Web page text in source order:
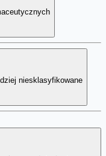
niesklasyfikowane